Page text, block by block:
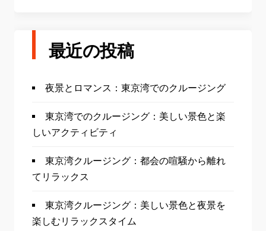
最近の投稿
夜景とロマンス：東京湾でのクルージング
東京湾でのクルージング：美しい景色と楽
しいアクティビティ
東京湾クルージング：都会の喧騒から離れ
てリラックス
東京湾クルージング：美しい景色と夜景を
楽しむリラックスタイム